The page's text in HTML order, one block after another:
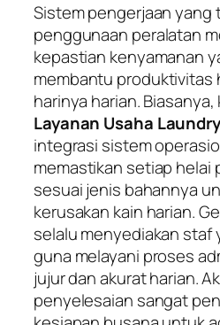
Sistem pengerjaan yang
penggunaan peralatan
kepastian kenyamanan
membantu produktivitas
harinya harian.
Layanan Usaha Laundry
integrasi sistem
memastikan setiap helai
sesuai jenis bahannya
kerusakan kain harian.
selalu menyediakan staf
guna melayani proses
jujur dan akurat harian.
penyelesaian sangat